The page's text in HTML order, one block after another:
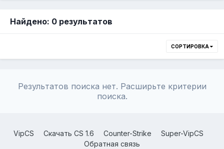
Найдено: 0 результатов
СОРТИРОВКА
Результатов поиска нет. Расширьте критерии
поиска.
VipCS Скачать CS 1.6 Counter-Strike
Super-VipCS
Обратная связь